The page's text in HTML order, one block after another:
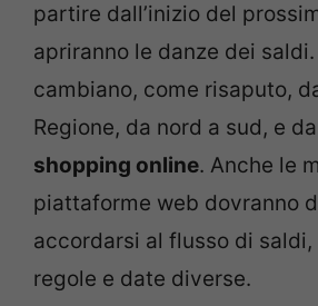
partire dall’inizio del
apriranno le danze dei
cambiano, come risaputo,
Regione, da nord a sud, e da
shopping online. Anche le
piattaforme web dovranno
accordarsi al flusso di saldi,
regole e date diverse.